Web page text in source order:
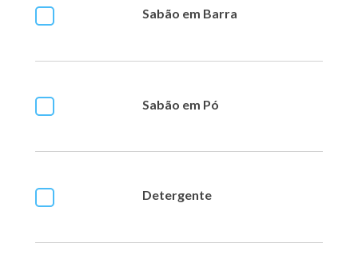
Sabão em Barra
Sabão em Pó
Detergente